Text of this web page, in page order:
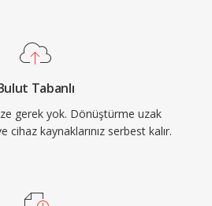
Tabanlı
gerek yok. Dönüştürme uzak
cihaz kaynaklarınız serbest kalır.